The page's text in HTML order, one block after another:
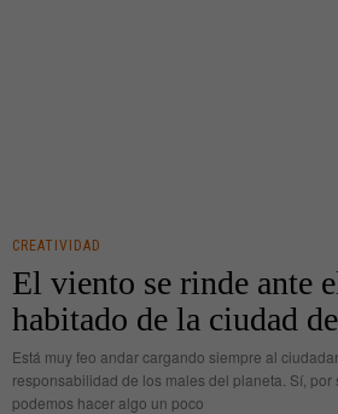
CREATIVIDAD
El viento se rinde ante
habitado de la ciudad
Está muy feo andar cargando siempre al
responsabilidad de los males del planeta. Sí, por
podemos hacer algo un poco